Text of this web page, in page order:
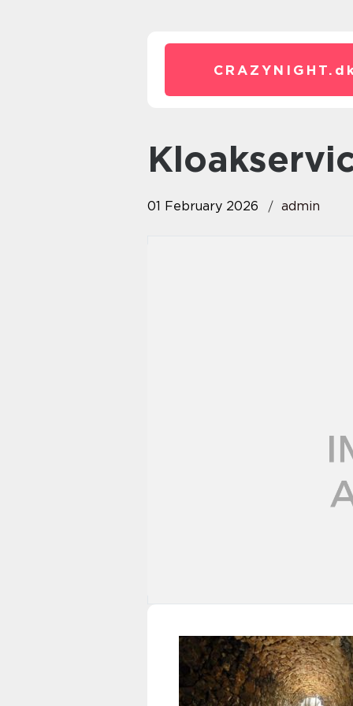
CRAZYNIGHT.
01 February 2026 admin